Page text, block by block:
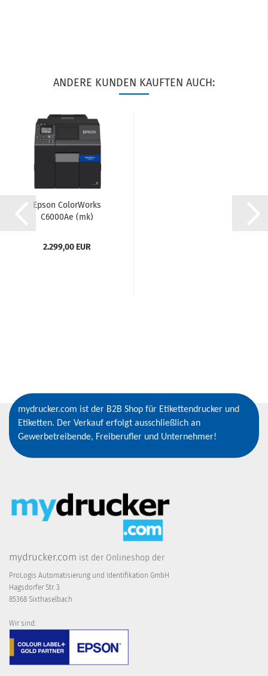
ANDERE KUNDEN KAUFTEN AUCH:
Epson ColorWorks
C6000Ae (mk)
2.299,00 EUR
mydrucker.com ist der B2B Shop für Etikettendrucker und
Etiketten. Der Verkauf erfolgt ausschließlich an
Gewerbetreibende, Freiberufler und Unternehmer!
mydrucker.com ist der Onlineshop der
ProLogis Automatisierung und Identifikation GmbH
Hagsdorfer Str. 3
85368 Sixthaselbach
Wir sind: